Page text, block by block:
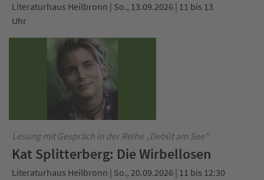
Literaturhaus Heilbronn | So., 13.09.2026 | 11 bis 13
Uhr
Lesung mit Gespräch in der Reihe „Debüt am See“
Kat Splitterberg: Die Wirbellosen
Literaturhaus Heilbronn | So., 20.09.2026 | 11 bis 12:30